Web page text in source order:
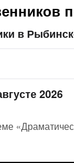
в
2026